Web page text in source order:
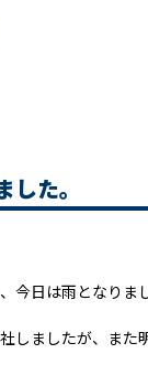
た。
今日は雨となりま
しましたが、また